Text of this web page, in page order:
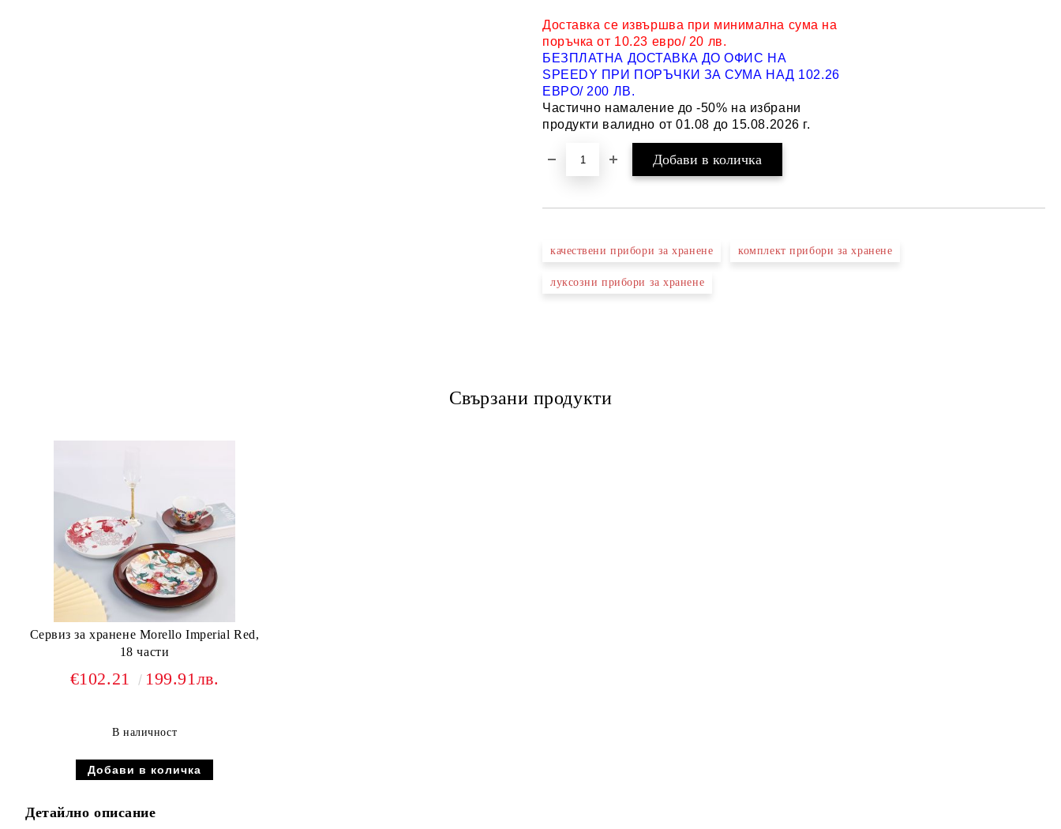
Доставка се извършва при минимална сума на
поръчка от 10.23 евро/ 20 лв.
БЕЗПЛАТНА ДОСТАВКА ДО ОФИС НА
SPEEDY ПРИ ПОРЪЧКИ ЗА СУМА НАД 102.26
ЕВРО/ 200 ЛВ.
Частично намаление до -50% на избрани
продукти валидно от 01.08 до 15.08.2026 г.
качествени прибори за хранене комплект прибори за хранене
луксозни прибори за хранене
Свързани продукти
Сервиз за хранене Morello Imperial Red,
18 части
€102.21 199.91лв.
В наличност
Детайлно описание